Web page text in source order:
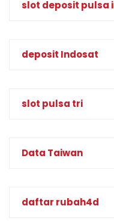
slot deposit pulsa
deposit Indosat
slot pulsa tri
Data Taiwan
daftar rubah4d